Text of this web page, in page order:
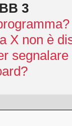
3
X non è